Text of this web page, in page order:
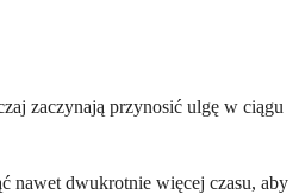
zaczynają przynosić ulgę w ciągu
nawet dwukrotnie więcej czasu, aby